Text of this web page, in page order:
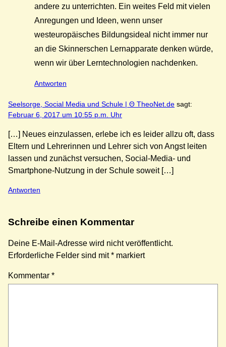
andere zu unterrichten. Ein weites Feld mit vielen
Anregungen und Ideen, wenn unser
westeuropäisches Bildungsideal nicht immer nur
an die Skinnerschen Lernapparate denken würde,
wenn wir über Lerntechnologien nachdenken.
Antworten
Seelsorge, Social Media und Schule | Θ TheoNet.de sagt:
Februar 6, 2017 um 10:55 p.m. Uhr
[…] Neues einzulassen, erlebe ich es leider allzu oft, dass
Eltern und Lehrerinnen und Lehrer sich von Angst leiten
lassen und zunächst versuchen, Social-Media- und
Smartphone-Nutzung in der Schule soweit […]
Antworten
Schreibe einen Kommentar
Deine E-Mail-Adresse wird nicht veröffentlicht.
Erforderliche Felder sind mit* markiert
Kommentar *